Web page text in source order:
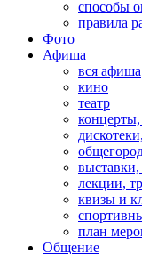
способы
правила
Фото
Афиша
вся афиша
кино
театр
лекции,
квизы и
план
Общение